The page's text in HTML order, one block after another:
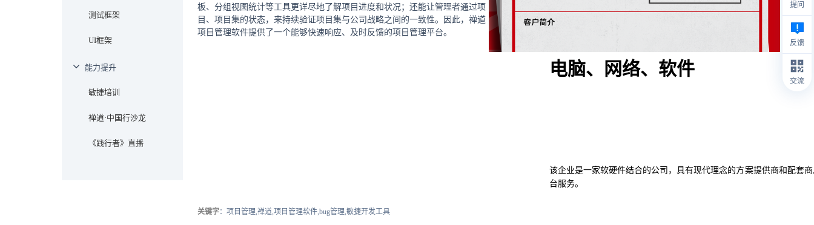
测试框架
UI框架
能力提升
敏捷培训
禅道·中国行沙龙
《践行者》直播
电脑、网络、软件
该企业是一家软硬件结合的公司，具有现代理念的方案提供商和配套
台服务。
板、分组视图统计等工具更详尽地了解项目进度和状况；还能让管理者通过项
目、项目集的状态，来持续验证项目集与公司战略之间的一致性。因此，禅道
项目管理软件提供了一个能够快速响应、及时反馈的项目管理平台。
关键字：项目管理,禅道,项目管理软件,bug管理,敏捷开发工具
提问
反馈
交流